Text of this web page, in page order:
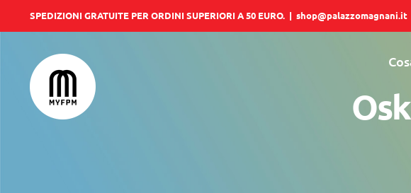
al
contenuto
SPEDIZIONI GRATUITE PER ORDINI SUPERIORI A 50 EURO. | shop@palazzomagnani.it